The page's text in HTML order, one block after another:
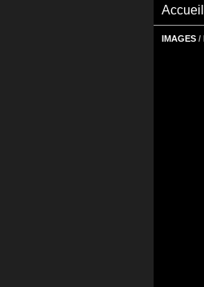
Accueil
IMAGES /